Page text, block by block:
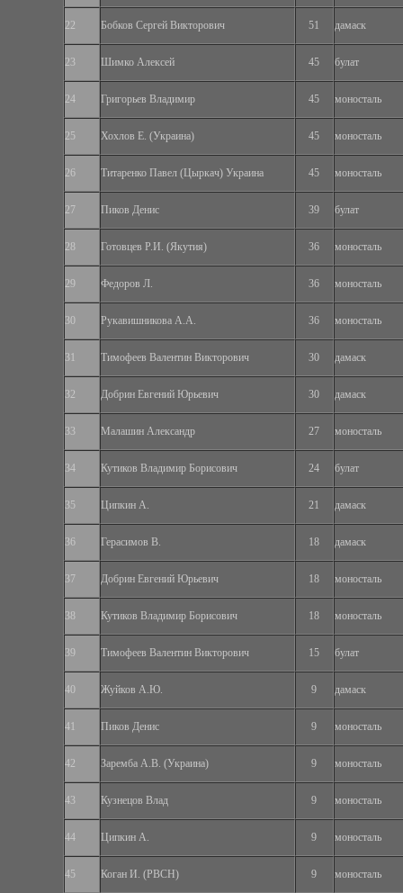
22 Бобков Сергей Викторович 51 дамаск
23 Шимко Алексей 45 булат
24 Григорьев Владимир 45 моносталь
25 Хохлов Е. (Украина) 45 моносталь
26 Титаренко Павел (Цыркач) Украина 45 моносталь
27 Пиков Денис 39 булат
28 Готовцев Р.И. (Якутия) 36 моносталь
29 Федоров Л. 36 моносталь
30 Рукавишникова А.А. 36 моносталь
31 Тимофеев Валентин Викторович 30 дамаск
32 Добрин Евгений Юрьевич 30 дамаск
33 Малашин Александр 27 моносталь
34 Кутиков Владимир Борисович 24 булат
35 Ципкин А. 21 дамаск
36 Герасимов В. 18 дамаск
37 Добрин Евгений Юрьевич 18 моносталь
38 Кутиков Владимир Борисович 18 моносталь
39 Тимофеев Валентин Викторович 15 булат
40 Жуйков А.Ю. 9 дамаск
41 Пиков Денис 9 моносталь
42 Заремба А.В. (Украина) 9 моносталь
43 Кузнецов Влад 9 моносталь
44 Ципкин А. 9 моносталь
45 Коган И. (РВСН) 9 моносталь